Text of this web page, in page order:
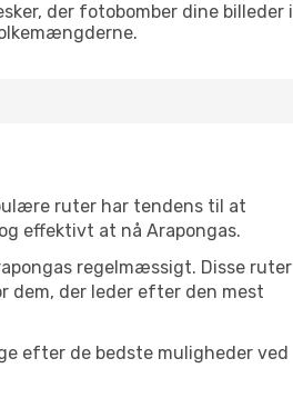
der fotobomber dine billeder i
ruter har tendens til at
effektivt at nå Arapongas.
regelmæssigt. Disse ruter
der leder efter den mest
efter de bedste muligheder ved